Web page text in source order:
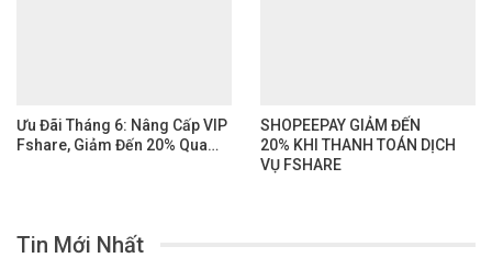
Ưu Đãi Tháng 6: Nâng Cấp VIP
Fshare, Giảm Đến 20% Qua…
SHOPEEPAY GIẢM ĐẾN
20% KHI THANH TOÁN DỊCH
VỤ FSHARE
Tin Mới Nhất